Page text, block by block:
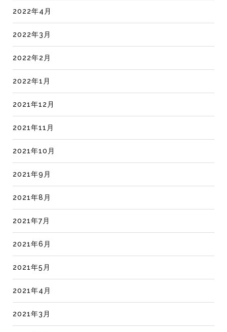
2022年4月
2022年3月
2022年2月
2022年1月
2021年12月
2021年11月
2021年10月
2021年9月
2021年8月
2021年7月
2021年6月
2021年5月
2021年4月
2021年3月